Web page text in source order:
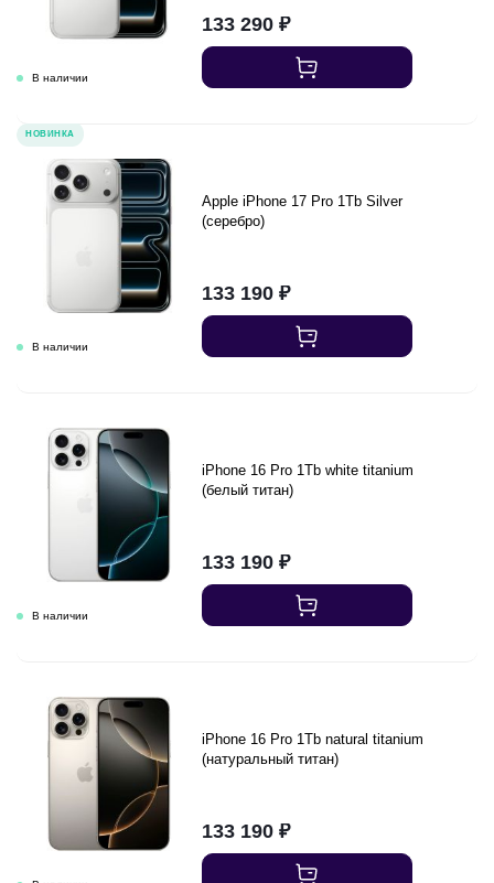
133 290₽
НОВИНКА
Apple iPhone 17 Pro 1Tb Silver
(серебро)
133 190₽
iPhone 16 Pro 1Tb white titanium
(белый титан)
133 190₽
iPhone 16 Pro 1Tb natural titanium
(натуральный титан)
133 190₽